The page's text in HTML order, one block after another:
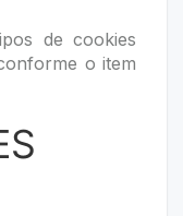
de cookies
o item